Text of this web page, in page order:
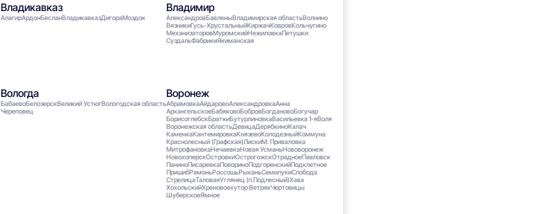
Владикавказ
АлагирАрдонБесланВладикавказДигораМоздок
Владимир
АлександровБавленыВладимирская областьВолнино
ВязникиГусь-ХрустальныйКиржачКовровКольчугино
МеханизаторовМуромскийНежиловкаПетушки
СуздальФабрикиЯкиманская
Вологда
БабаевоБелозерскВеликий УстюгВологодская область
Череповец
Воронеж
АбрамовкаАйдаровоАлександровкаАнна
АрхангельскоеБабяковоБобровБогдановоБогучар
БорисоглебскБраткиБутурлиновкаВасильевка 1-яВоля
Воронежская областьДевицаДерябкиноКалач
КаменкаКантемировкаКнязевоКолодезныйКоммуна
Краснолесный (Графская)ЛискиМ. Приваловка
МитрофановкаНечаевкаНовая УсманьНововоронеж
НовохоперскОстровкиОстрогожскОтрадноeПавловск
ПаниноПисаревкаПовориноПодгоренскийПодклетное
ПришибРамоньРоссошьРыканьСемилукиСлобода
СтрелицаТаловаяУглянец (п.Подлесный)Хава
ХохольскийХреновоехутор ВетрякЧертовицы
ШуберскоеЯмное